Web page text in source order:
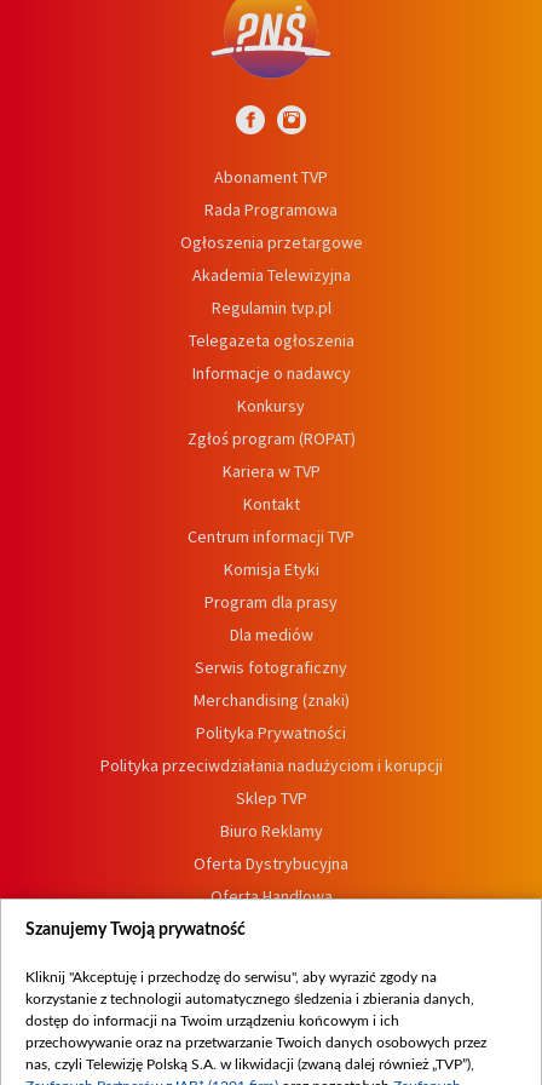
Abonament TVP
Rada Programowa
Ogłoszenia przetargowe
Akademia Telewizyjna
Regulamin tvp.pl
Telegazeta ogłoszenia
Informacje o nadawcy
Konkursy
Zgłoś program (ROPAT)
Kariera w TVP
Kontakt
Centrum informacji TVP
Komisja Etyki
Program dla prasy
Dla mediów
Serwis fotograficzny
Merchandising (znaki)
Polityka Prywatności
Polityka przeciwdziałania nadużyciom i korupcji
Sklep TVP
Biuro Reklamy
Oferta Dystrybucyjna
Oferta Handlowa
Dostępność
Procedura zgłoszeń wewnętrznych
Szanujemy Twoją prywatność
Kliknij "Akceptuję i przechodzę do serwisu", aby wyrazić zgody na
korzystanie z technologii automatycznego śledzenia i zbierania danych,
dostęp do informacji na Twoim urządzeniu końcowym i ich
przechowywanie oraz na przetwarzanie Twoich danych osobowych przez
nas, czyli Telewizję Polską S.A. w likwidacji (zwaną dalej również „TVP”),